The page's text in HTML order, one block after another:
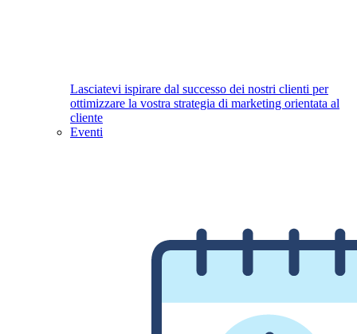
Lasciatevi ispirare dal successo dei nostri clienti per
ottimizzare la vostra strategia di marketing orientata al
cliente
Eventi